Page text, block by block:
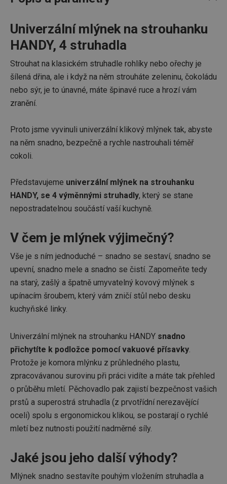
Univerzální mlýnek na strouhanku
HANDY, 4 struhadla
Strouhat na klasickém struhadle rohlíky nebo ořechy je
šílená dřina, ale i když na něm strouháte zeleninu, čokoládu
nebo sýr, je to únavné, máte špinavé ruce a hrozí vám
zranění.
Proto jsme vyvinuli univerzální klikový mlýnek tak, abyste
na něm snadno, bezpečně a rychle nastrouhali téměř
cokoli.
Představujeme univerzální mlýnek na strouhanku
HANDY, se 4 výměnnými struhadly, který se stane
nepostradatelnou součástí vaší kuchyně.
V čem je mlýnek výjimečný?
Vše je s ním jednoduché – snadno se sestaví, snadno se
upevní, snadno mele a snadno se čistí. Zapomeňte tedy
na starý, zašlý a špatně umyvatelný kovový mlýnek s
upínacím šroubem, který vám zničí stůl nebo desku
kuchyňské linky.
Univerzální mlýnek na strouhanku HANDY snadno
přichytíte k podložce pomocí vakuové přísavky.
Protože je komora mlýnku z průhledného plastu,
zpracovávanou surovinu při práci vidíte a máte tak přehled
o průběhu mletí. Pěchovadlo pak zajistí bezpečnost vašich
prstů a superostrá struhadla (z prvotřídní nerezavějící
oceli) spolu s ergonomickou klikou, se postarají o rychlé
mletí bez nutnosti použití nadměrné síly.
Jaké jsou jeho další výhody?
Mlýnek snadno sestavíte pouhým vložením struhadla a